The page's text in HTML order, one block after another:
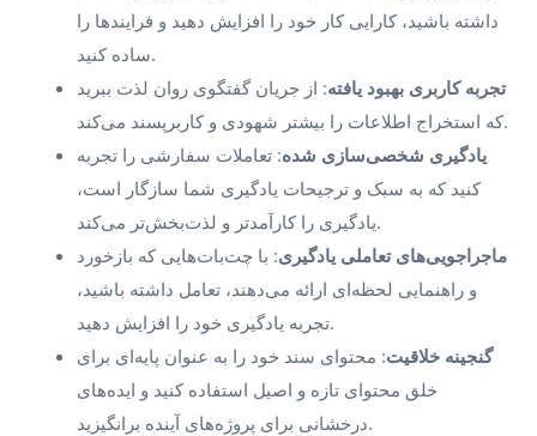
داشته باشید، کارایی کار خود را افزایش دهید و فرایندها را
ساده کنید.
تجربه کاربری بهبود یافته: از جریان گفتگوی روان لذت ببرید
که استخراج اطلاعات را بیشتر شهودی و کاربرپسند می‌کند.
یادگیری شخصی‌سازی شده: تعاملات سفارشی را تجربه
کنید که به سبک و ترجیحات یادگیری شما سازگار است،
یادگیری را کارآمدتر و لذت‌بخش‌تر می‌کند.
ماجراجویی‌های تعاملی یادگیری: با چت‌بات‌هایی که بازخورد
و راهنمایی لحظه‌ای ارائه می‌دهند، تعامل داشته باشید،
تجربه یادگیری خود را افزایش دهید.
گنجینه خلاقیت: محتوای سند خود را به عنوان پایه‌ای برای
خلق محتوای تازه و اصیل استفاده کنید و ایده‌های
درخشانی برای پروژه‌های آینده برانگیزید.